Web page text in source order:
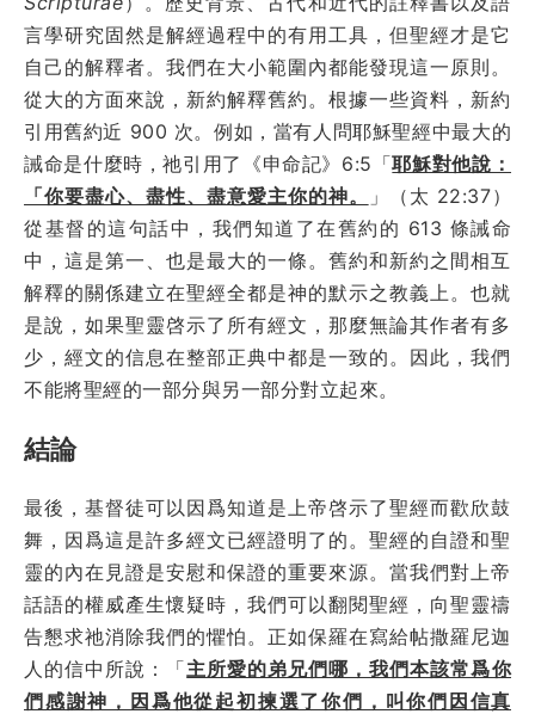
言學研究固然是解經過程中的有用工具，但聖經才是它
自己的解釋者。我們在大小範圍內都能發現這一原則。
從大的方面來說，新約解釋舊約。根據一些資料，新約
引用舊約近 900 次。例如，當有人問耶穌聖經中最大的
誡命是什麼時，祂引用了《申命記》6:5「耶穌對他說：
「你要盡心、盡性、盡意愛主你的神。
」（太 22:37）
從基督的這句話中，我們知道了在舊約的 613 條誡命
中，這是第一、也是最大的一條。舊約和新約之間相互
解釋的關係建立在聖經全都是神的默示之教義上。也就
是說，如果聖靈啓示了所有經文，那麼無論其作者有多
少，經文的信息在整部正典中都是一致的。因此，我們
不能將聖經的一部分與另一部分對立起來。
結論
最後，基督徒可以因爲知道是上帝啓示了聖經而歡欣鼓
舞，因爲這是許多經文已經證明了的。聖經的自證和聖
靈的內在見證是安慰和保證的重要來源。當我們對上帝
話語的權威產生懷疑時，我們可以翻閱聖經，向聖靈禱
告懇求祂消除我們的懼怕。正如保羅在寫給帖撒羅尼迦
人的信中所說：「主所愛的弟兄們哪，我們本該常爲你
們感謝神，因爲他從起初揀選了你們，叫你們因信真